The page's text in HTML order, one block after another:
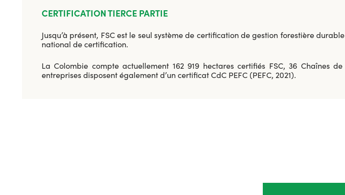
CERTIFICATION TIERCE PARTIE
Jusqu’à présent, FSC est le seul système de certification de gestion forestière
national de certification.
La Colombie compte actuellement 162 919 hectares certifiés FSC, 36 Chaînes
entreprises disposent également d’un certificat CdC PEFC (PEFC, 2021).